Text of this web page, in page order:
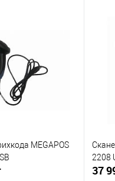
MEGAPOS
2208
37